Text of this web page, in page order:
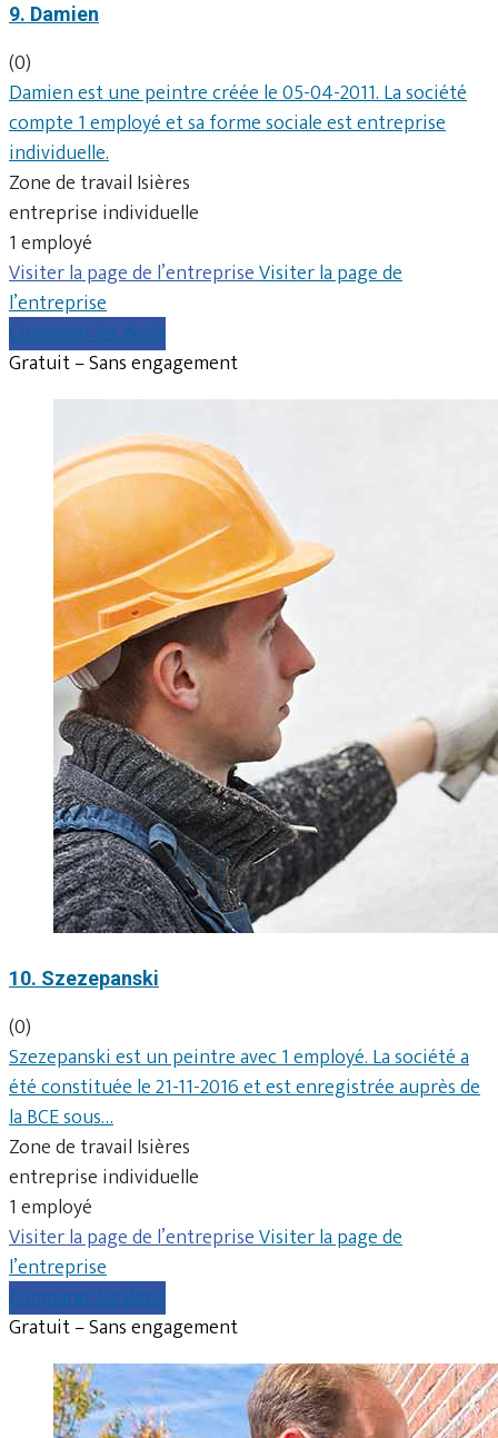
9. Damien
(0)
Damien est une peintre créée le 05-04-2011. La société
compte 1 employé et sa forme sociale est entreprise
individuelle.
Zone de travail Isières
entreprise individuelle
1 employé
Visiter la page de l’entrepriseVisiter la page de
l’entreprise
Comparer les devis
Gratuit – Sans engagement
10. Szezepanski
(0)
Szezepanski est un peintre avec 1 employé. La société a
été constituée le 21-11-2016 et est enregistrée auprès de
la BCE sous…
Zone de travail Isières
entreprise individuelle
1 employé
Visiter la page de l’entrepriseVisiter la page de
l’entreprise
Comparer les devis
Gratuit – Sans engagement